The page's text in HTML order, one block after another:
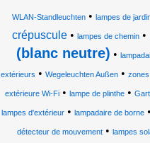
WLAN-Standleuchten• lampes de
crépuscule • lampes de chemin •
(blanc neutre) •
extérieurs • Wegeleuchten Außen •
extérieure Wi-Fi• lampe de plinthe•
lampes d'extérieur • lampadaire de borne
détecteur de mouvement • lampes